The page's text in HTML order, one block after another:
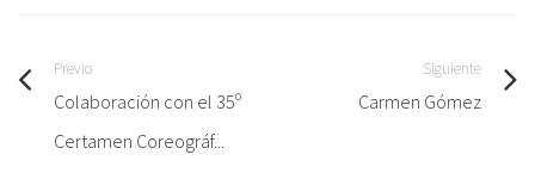
Previo
Colaboración con el 35º
Certamen Coreográf...
Siguiente
Carmen Gómez